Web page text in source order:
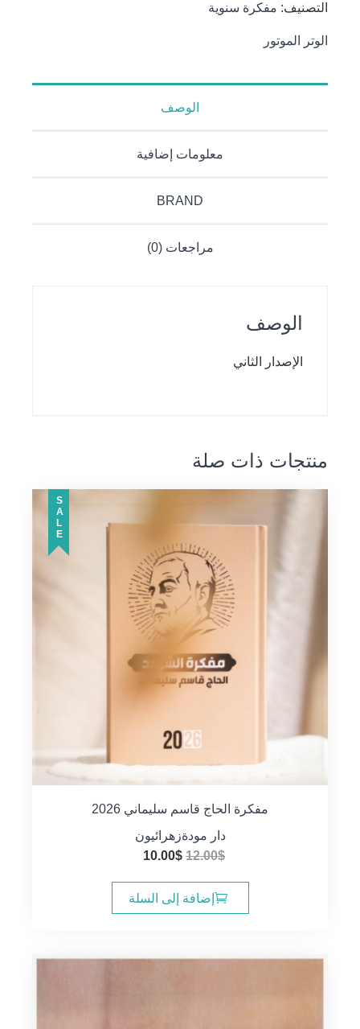
التصنيف: مفكرة سنوية
الوتر الموتور
الوصف
معلومات إضافية
BRAND
مراجعات (0)
الوصف
الإصدار الثاني
منتجات ذات صلة
SALE
مفكرة الحاج قاسم سليماني 2026
دار مودةزهرائيون
12.00$
السعر
هو:
12.00$.
10.00$
هو:
10.00$.
إضافة إلى السلة